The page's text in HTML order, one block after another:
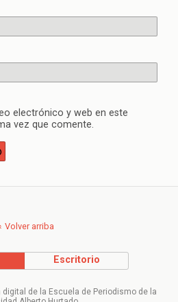
electrónico y web en este
vez que comente.
Volver arriba
Escritorio
de la Escuela de Periodismo de la